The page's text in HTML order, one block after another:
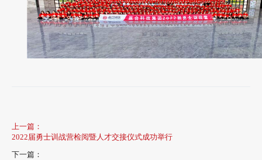
上一篇：
2022届勇士训战营检阅暨人才交接仪式成功举行
下一篇：